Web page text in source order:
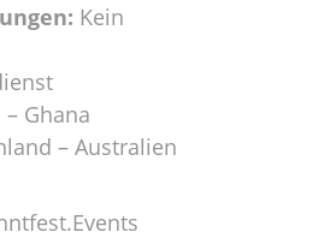
Kein
Ghana
– Australien